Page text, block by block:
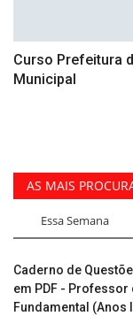
Curso Prefeitura
Municipal
AS MAIS
Essa Semana
Caderno de
em PDF -
Fundamental (Anos